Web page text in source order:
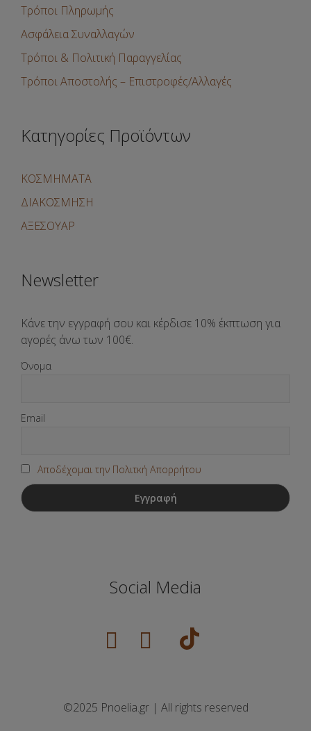
Τρόποι Πληρωμής
Ασφάλεια Συναλλαγών
Τρόποι & Πολιτική Παραγγελίας
Τρόποι Αποστολής – Επιστροφές/Αλλαγές
Κατηγορίες Προϊόντων
ΚΟΣΜΗΜΑΤΑ
ΔΙΑΚΟΣΜΗΣΗ
ΑΞΕΣΟΥΑΡ
Newsletter
Κάνε την εγγραφή σου και κέρδισε 10% έκπτωση για
αγορές άνω των 100€.
Όνομα
Email
Αποδέχομαι την Πολιτκή Απορρήτου
Social Media
©2025 Pnoelia.gr | All rights reserved